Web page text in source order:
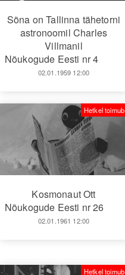
Sõna on Tallinna tähetorni
astronoomil Charles
Villmanil
Nõukogude Eesti nr 4
02.01.1959 12:00
Kosmonaut Ott
Nõukogude Eesti nr 26
02.01.1961 12:00
Hetkel toimub
Hetkel toimub